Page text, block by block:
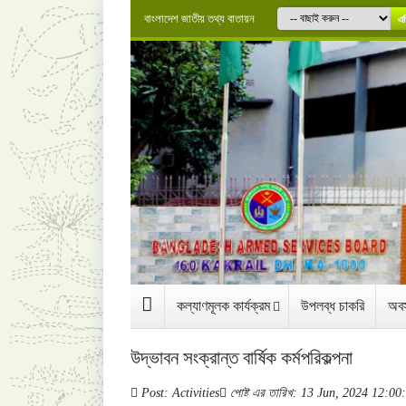
বাংলাদেশ জাতীয় তথ্য বাতায়ন
কল্যাণমূলক কার্যক্রম উপলব্ধ চাকরি
উদ্ভাবন সংক্রান্ত বার্ষিক কর্মপরিকল্পনা
Post: Activities পোষ্ট এর তারিখ: 13 Jun, 2024